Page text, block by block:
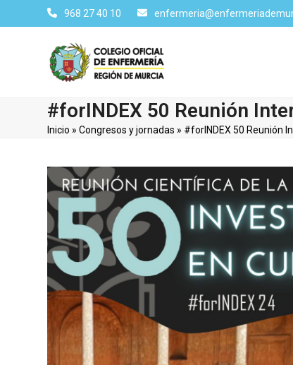
to
968 27 40 10
#forINDEX 50 Reunión
Inicio »Congresos y jornadas » #forINDEX 50 Reunión